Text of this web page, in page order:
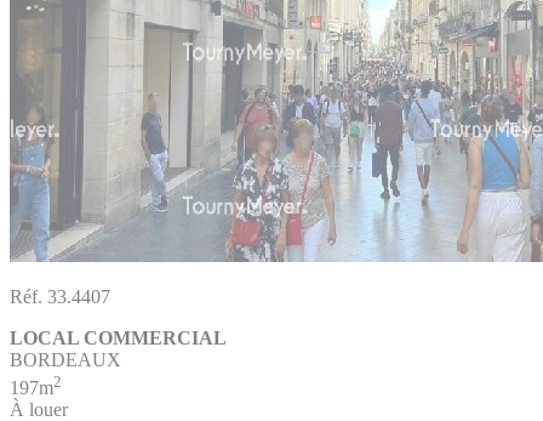
Réf. 33.4407
LOCAL COMMERCIAL
BORDEAUX
197m2
À louer